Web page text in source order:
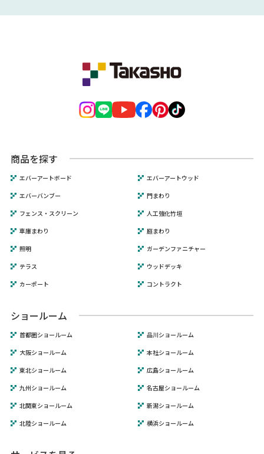
商品を探す
エバーアートボード
エバーアートウッド
エバーバンブー
門まわり
フェンス・スクリーン
人工強化竹垣
車庫まわり
庭まわり
照明
ガーデンファニチャー
テラス
ウッドデッキ
カーポート
コントラクト
ショールーム
首都圏ショールーム
品川ショールーム
大阪ショールーム
本社ショールーム
東北ショールーム
広島ショールーム
九州ショールーム
名古屋ショールーム
北関東ショールーム
新潟ショールーム
北陸ショールーム
横浜ショールーム